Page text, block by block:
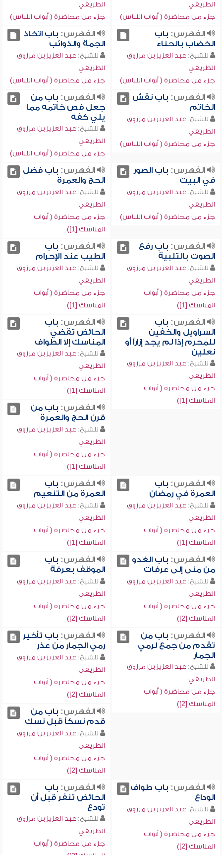
الطريفي
جزء من محاضرة ( أبواب اللباس)
الطريفي
جزء من محاضرة ( أبواب اللباس)
الفهرس: باب
الخضاب بالحناء
للشيخ: عبد العزيز بن مرزوق
الطريفي
جزء من محاضرة ( أبواب اللباس)
الفهرس: باب اتخاذ
الجمة والذوائب
للشيخ: عبد العزيز بن مرزوق
الطريفي
جزء من محاضرة ( أبواب اللباس)
الفهرس: باب نقش
الخاتم
للشيخ: عبد العزيز بن مرزوق
الطريفي
جزء من محاضرة ( أبواب اللباس)
الفهرس: باب من
جعل فص خاتمه مما
يلي كفه
للشيخ: عبد العزيز بن مرزوق
الطريفي
جزء من محاضرة ( أبواب اللباس)
الفهرس: باب الصور
في البيت
للشيخ: عبد العزيز بن مرزوق
الطريفي
جزء من محاضرة ( أبواب اللباس)
الفهرس: باب فضل
الحج والعمرة
للشيخ: عبد العزيز بن مرزوق
الطريفي
جزء من محاضرة ( أبواب
المناسك [1])
الفهرس: باب رفع
الصوت بالتلبية
للشيخ: عبد العزيز بن مرزوق
الطريفي
جزء من محاضرة ( أبواب
المناسك [1])
الفهرس: باب
الطيب عند الإحرام
للشيخ: عبد العزيز بن مرزوق
الطريفي
جزء من محاضرة ( أبواب
المناسك [1])
الفهرس: باب
السراويل والخفين
للمحرم إذا لم يجد إزاراً أو
نعلين
للشيخ: عبد العزيز بن مرزوق
الطريفي
جزء من محاضرة ( أبواب
المناسك [1])
الفهرس: باب
الحائض تقضي
المناسك إلا الطواف
للشيخ: عبد العزيز بن مرزوق
الطريفي
جزء من محاضرة ( أبواب
المناسك [1])
الفهرس: باب من
قرن الحج والعمرة
للشيخ: عبد العزيز بن مرزوق
الطريفي
جزء من محاضرة ( أبواب
المناسك [1])
الفهرس: باب
العمرة في رمضان
للشيخ: عبد العزيز بن مرزوق
الطريفي
جزء من محاضرة ( أبواب
المناسك [1])
الفهرس: باب
العمرة من التنعيم
للشيخ: عبد العزيز بن مرزوق
الطريفي
جزء من محاضرة ( أبواب
المناسك [1])
الفهرس: باب الغدو
من منى إلى عرفات
للشيخ: عبد العزيز بن مرزوق
الطريفي
جزء من محاضرة ( أبواب
المناسك [2])
الفهرس: باب
الموقف بعرفة
للشيخ: عبد العزيز بن مرزوق
الطريفي
جزء من محاضرة ( أبواب
المناسك [2])
الفهرس: باب من
تقدم من جمع لرمي
الجمار
للشيخ: عبد العزيز بن مرزوق
الطريفي
جزء من محاضرة ( أبواب
المناسك [2])
الفهرس: باب تأخير
رمي الجمار من عذر
للشيخ: عبد العزيز بن مرزوق
الطريفي
جزء من محاضرة ( أبواب
المناسك [2])
الفهرس: باب من
قدم نسكاً قبل نسك
للشيخ: عبد العزيز بن مرزوق
الطريفي
جزء من محاضرة ( أبواب
المناسك [2])
الفهرس: باب طواف
الوداع
للشيخ: عبد العزيز بن مرزوق
الطريفي
جزء من محاضرة ( أبواب
المناسك [2])
الفهرس: باب
الحائض تنفر قبل أن
تودع
للشيخ: عبد العزيز بن مرزوق
الطريفي
جزء من محاضرة ( أبواب